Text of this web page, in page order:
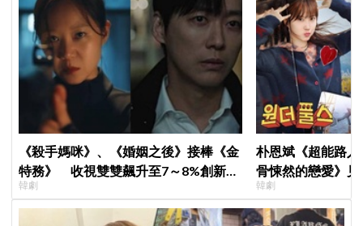
《殺手媽咪》、《婚姻之後》接棒《金
特務》 收視雙雙飆升至7～8%創新
高！
韓劇
朴恩斌《超能路
骨悚然的戀愛》
演技獲讚「信看演
韓劇